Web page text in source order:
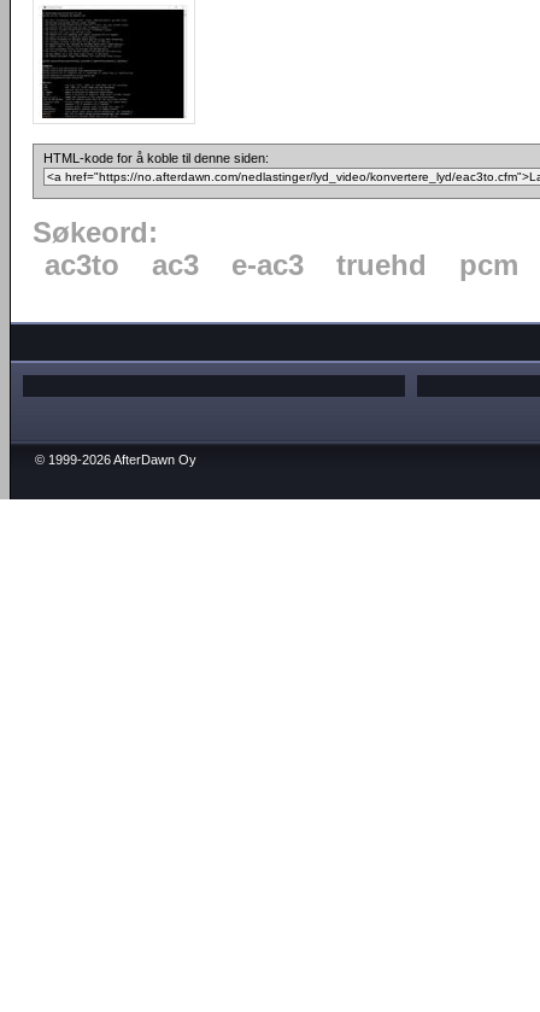
HTML-kode for å koble til denne siden:
Søkeord:
ac3to
ac3 e-ac3 truehd pcm
© 1999-2026 AfterDawn Oy